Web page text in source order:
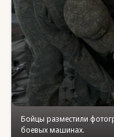
Бойцы разместили
боевых машинах.
Региональные